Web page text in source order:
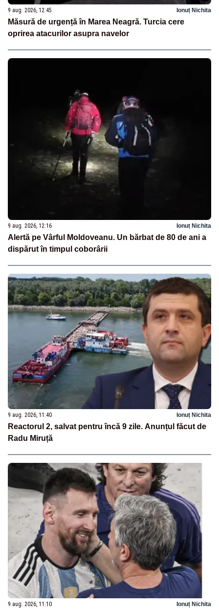
9 aug. 2026, 12:45 Ionuț Nichita
Măsură de urgență în Marea Neagră. Turcia cere
oprirea atacurilor asupra navelor
9 aug. 2026, 12:16 Ionuț Nichita
Alertă pe Vârful Moldoveanu. Un bărbat de 80 de ani a
dispărut în timpul coborârii
9 aug. 2026, 11:40 Ionuț Nichita
Reactorul 2, salvat pentru încă 9 zile. Anunțul făcut de
Radu Miruță
9 aug. 2026, 11:10 Ionuț Nichita